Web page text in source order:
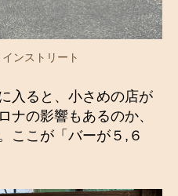
ンストリート
入ると、小さめの店が
ナの影響もあるのか、
ここが「バーが５,６